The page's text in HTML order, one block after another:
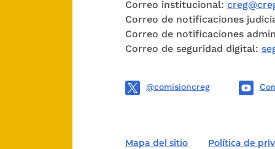
de lo
fin
de
Correo institucional:
Correo de notificaciones
Correo de notificaciones
Correo de seguridad digital:
@comisioncreg
Mapa del sitio Política de